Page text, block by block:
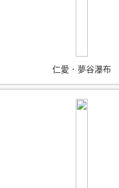
仁愛．夢谷瀑布